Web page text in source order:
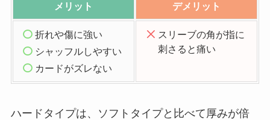
メリット デメリット
折れや傷に強い
シャッフルしやすい
カードがズレない
スリーブの角が指に
刺さると痛い
ハードタイプは、ソフトタイプと比べて厚みが倍